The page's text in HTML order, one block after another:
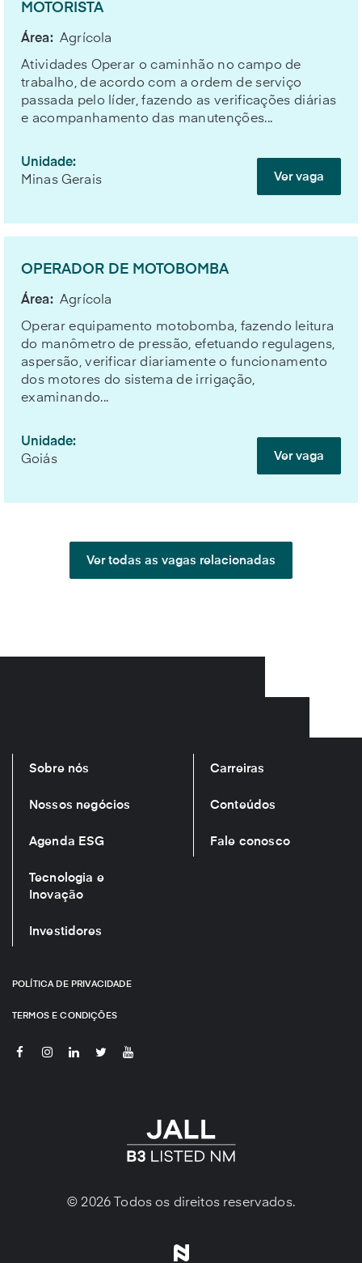
MOTORISTA
Área: Agrícola
Atividades Operar o caminhão no campo de
trabalho, de acordo com a ordem de serviço
passada pelo líder, fazendo as verificações diárias
e acompanhamento das manutenções...
Unidade:
Minas Gerais
Ver vaga
OPERADOR DE MOTOBOMBA
Área: Agrícola
Operar equipamento motobomba, fazendo leitura
do manômetro de pressão, efetuando regulagens,
aspersão, verificar diariamente o funcionamento
dos motores do sistema de irrigação,
examinando...
Unidade:
Goiás
Ver vaga
Ver todas as vagas relacionadas
Sobre nós
Nossos negócios
Agenda ESG
Tecnologia e
Inovação
Investidores
Carreiras
Conteúdos
Fale conosco
POLÍTICA DE PRIVACIDADE
TERMOS E CONDIÇÕES
© 2026 Todos os direitos reservados.